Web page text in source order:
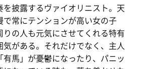
を披露するヴァイオリニスト。天
で常にテンションが高い女の子
りの人も元気にさせてくれる特有
気がある。それだけでなく、主人
有馬」が憂鬱になったり、パニッ